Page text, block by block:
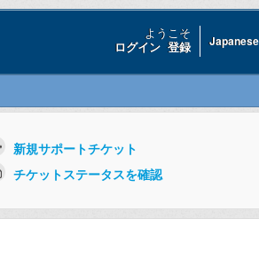
Japanese
ようこそ
ログイン 登録
新規サポートチケット
チケットステータスを確認